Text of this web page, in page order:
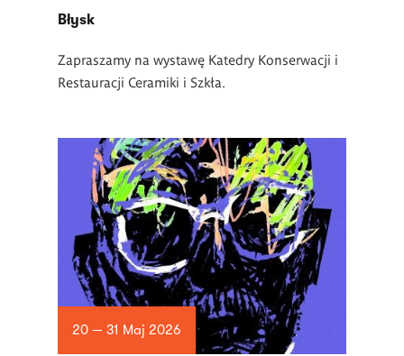
Błysk
Zapraszamy na wystawę Katedry Konserwacji i
Restauracji Ceramiki i Szkła.
20 — 31 Maj 2026